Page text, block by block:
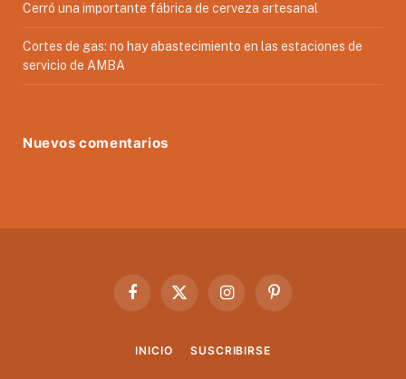
Cerró una importante fábrica de cerveza artesanal
Cortes de gas: no hay abastecimiento en las estaciones de
servicio de AMBA
Nuevos comentarios
Facebook
X
InstagramPinterest
INICIO SUSCRIBIRSE